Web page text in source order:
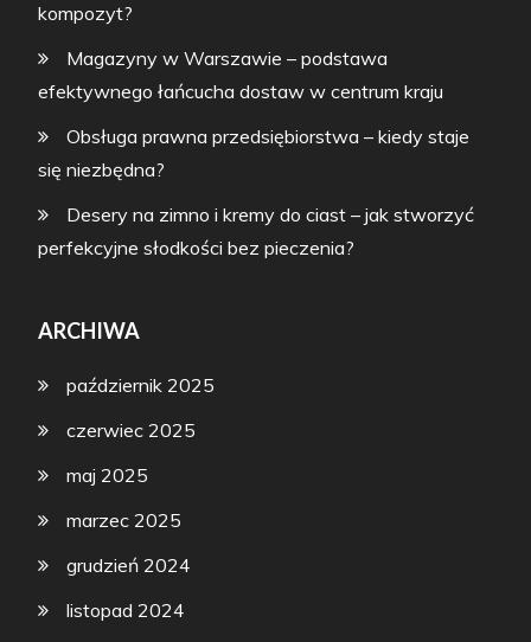
kompozyt?
Magazyny w Warszawie – podstawa
efektywnego łańcucha dostaw w centrum kraju
Obsługa prawna przedsiębiorstwa – kiedy staje
się niezbędna?
Desery na zimno i kremy do ciast – jak stworzyć
perfekcyjne słodkości bez pieczenia?
ARCHIWA
październik 2025
czerwiec 2025
maj 2025
marzec 2025
grudzień 2024
listopad 2024